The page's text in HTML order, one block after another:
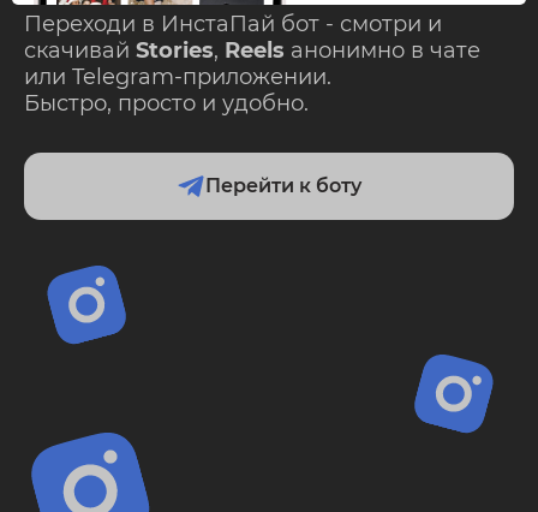
Переходи в ИнстаПай бот - смотри и
скачивай Stories, Reels анонимно в чате
или Telegram-приложении.
Быстро, просто и удобно.
Перейти к боту